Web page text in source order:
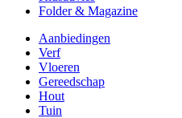
Folder & Magazine
Aanbiedingen
Verf
Vloeren
Gereedschap
Hout
Tuin